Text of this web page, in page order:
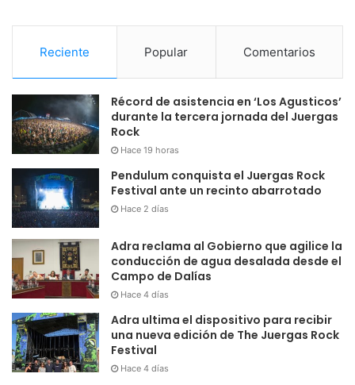
Reciente Popular Comentarios
Récord de asistencia en ‘Los Agusticos’
durante la tercera jornada del Juergas
Rock
Hace 19 horas
Pendulum conquista el Juergas Rock
Festival ante un recinto abarrotado
Hace 2 días
Adra reclama al Gobierno que agilice la
conducción de agua desalada desde el
Campo de Dalías
Hace 4 días
Adra ultima el dispositivo para recibir
una nueva edición de The Juergas Rock
Festival
Hace 4 días